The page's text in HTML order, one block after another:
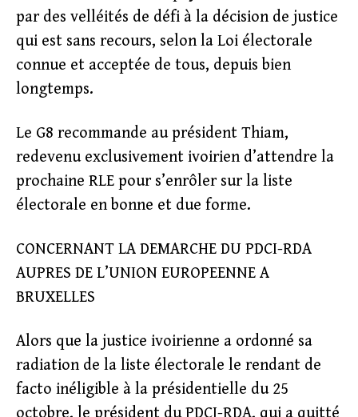
par des velléités de défi à la décision de justice
qui est sans recours, selon la Loi électorale
connue et acceptée de tous, depuis bien
longtemps.
Le G8 recommande au président Thiam,
redevenu exclusivement ivoirien d’attendre la
prochaine RLE pour s’enrôler sur la liste
électorale en bonne et due forme.
CONCERNANT LA DEMARCHE DU PDCI-RDA
AUPRES DE L’UNION EUROPEENNE A
BRUXELLES
Alors que la justice ivoirienne a ordonné sa
radiation de la liste électorale le rendant de
facto inéligible à la présidentielle du 25